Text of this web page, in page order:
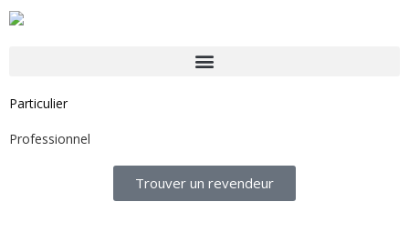
Particulier
Professionnel
Trouver un revendeur